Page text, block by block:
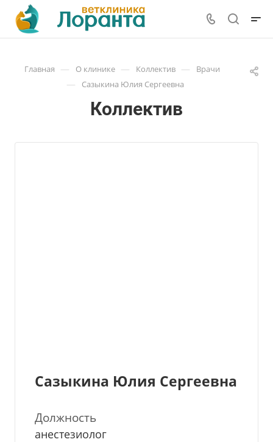
Главная — О клинике — Коллектив — Врачи
— Сазыкина Юлия Сергеевна
Коллектив
Сазыкина Юлия Сергеевна
Должность
анестезиолог